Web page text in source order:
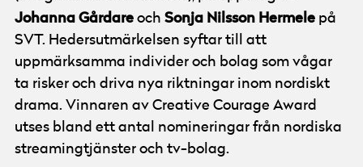
JohannaGårdare och Sonja Nilsson Hermele på
SVT. Hedersutmärkelsen syftar till att
uppmärksamma individer och bolag som vågar
ta risker och driva nya riktningar inom nordiskt
drama. Vinnaren av Creative Courage Award
utses bland ett antal nomineringar från nordiska
streamingtjänster och tv-bolag.